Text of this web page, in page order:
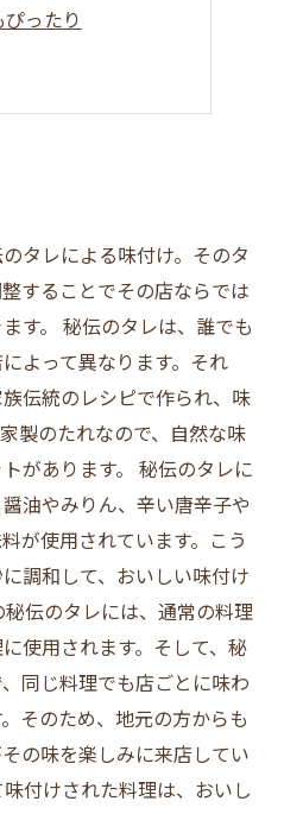
ったり
タレによる味付け。そのタ
することでその店ならでは
す。 秘伝のタレは、誰でも
よって異なります。それ
伝統のレシピで作られ、味
製のたれなので、自然な味
があります。 秘伝のタレに
油やみりん、辛い唐辛子や
が使用されています。こう
調和して、おいしい味付け
伝のタレには、通常の料理
使用されます。そして、秘
同じ料理でも店ごとに味わ
そのため、地元の方からも
の味を楽しみに来店してい
付けされた料理は、おいし